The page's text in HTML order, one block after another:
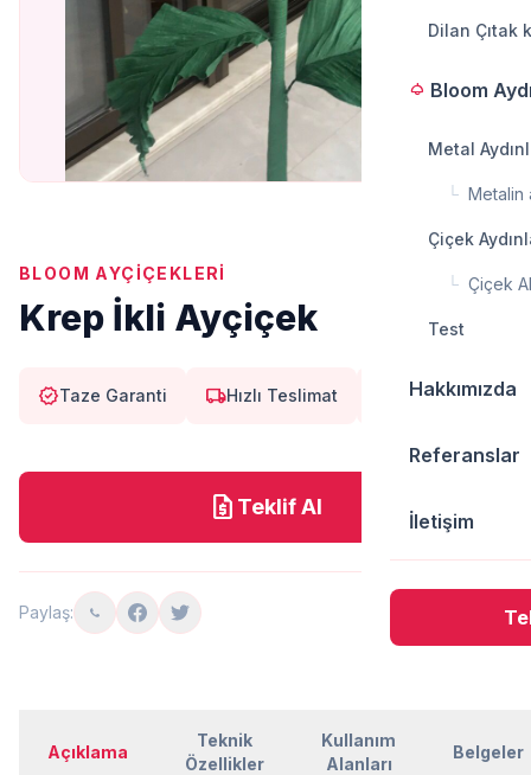
Dilan Çıtak
light Bloom
Metal
└ Metalin
Çiçek
└ Çiçek
Test
Hakkımızda
Referanslar
İletişim
BLOOM AYÇIÇEKLERI
Krep İkli Ayçiçek
verifiedTaze Garanti local_shippingHızlı Teslimat Doğal
request_quote Teklif Al
Paylaş:
Açıklama
Teknik
Özellikler
Kullanım
Alanları
Belgeler